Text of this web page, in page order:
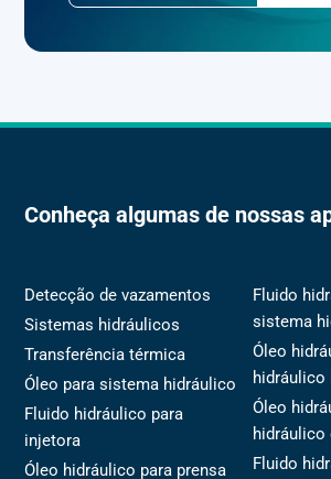
Conheça algumas de nossas
Detecção de vazamentos
Sistemas hidráulicos
Transferência térmica
Óleo para sistema hidráulico
Fluido hidráulico para
injetora
Óleo hidráulico para prensa
Fluido
sistema
Óleo
hidráulico
Óleo
hidráulico
Fluido